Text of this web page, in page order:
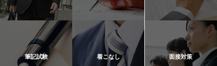
筆記試験 着こなし 面接対策